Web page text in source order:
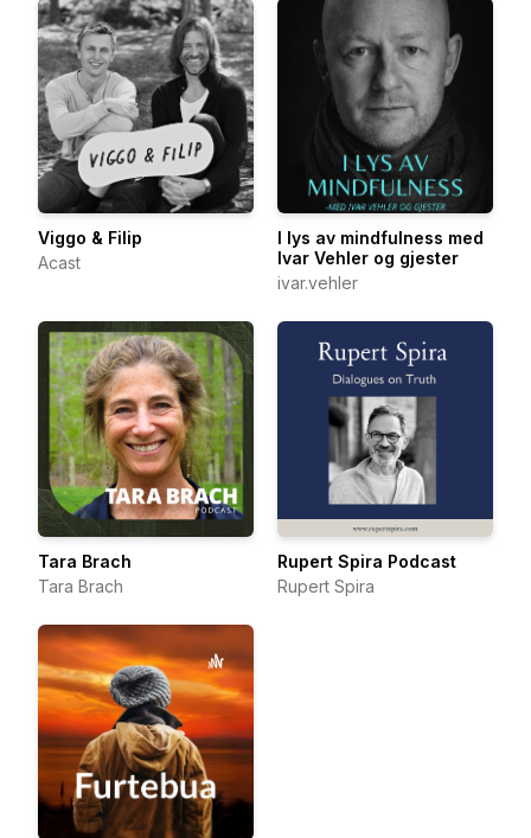
Viggo & Filip
Acast
I lys av mindfulness med
Ivar Vehler og gjester
ivar.vehler
Tara Brach
Tara Brach
Rupert Spira Podcast
Rupert Spira